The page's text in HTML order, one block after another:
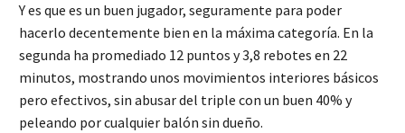
Y es que es un buen jugador, seguramente para poder
hacerlo decentemente bien en la máxima categoría. En la
segunda ha promediado 12 puntos y 3,8 rebotes en 22
minutos, mostrando unos movimientos interiores básicos
pero efectivos, sin abusar del triple con un buen 40% y
peleando por cualquier balón sin dueño.